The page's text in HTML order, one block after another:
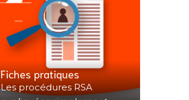
Fiches pratiques
Les procédures RSA